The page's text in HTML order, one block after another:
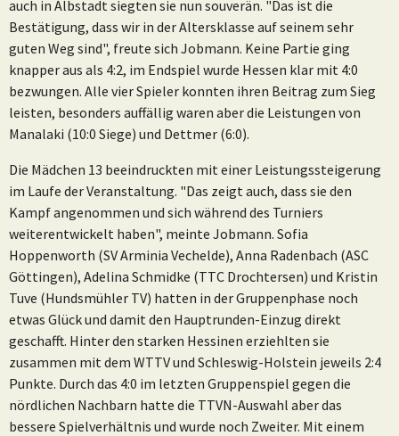
auch in Albstadt siegten sie nun souverän. "Das ist die
Bestätigung, dass wir in der Altersklasse auf seinem sehr
guten Weg sind", freute sich Jobmann. Keine Partie ging
knapper aus als 4:2, im Endspiel wurde Hessen klar mit 4:0
bezwungen. Alle vier Spieler konnten ihren Beitrag zum Sieg
leisten, besonders auffällig waren aber die Leistungen von
Manalaki (10:0 Siege) und Dettmer (6:0).
Die Mädchen 13 beeindruckten mit einer Leistungssteigerung
im Laufe der Veranstaltung. "Das zeigt auch, dass sie den
Kampf angenommen und sich während des Turniers
weiterentwickelt haben", meinte Jobmann. Sofia
Hoppenworth (SV Arminia Vechelde), Anna Radenbach (ASC
Göttingen), Adelina Schmidke (TTC Drochtersen) und Kristin
Tuve (Hundsmühler TV) hatten in der Gruppenphase noch
etwas Glück und damit den Hauptrunden-Einzug direkt
geschafft. Hinter den starken Hessinen erziehlten sie
zusammen mit dem WTTV und Schleswig-Holstein jeweils 2:4
Punkte. Durch das 4:0 im letzten Gruppenspiel gegen die
nördlichen Nachbarn hatte die TTVN-Auswahl aber das
bessere Spielverhältnis und wurde noch Zweiter. Mit einem